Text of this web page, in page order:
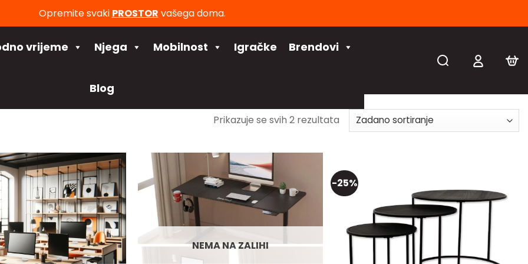
Opremite svaki PROSTOR vašega doma.
vrijeme Njega Mobilnost Igračke Brendovi
Blog
Prikazuje se svih 2 rezultata
NEMA NA ZALIHI
-25%